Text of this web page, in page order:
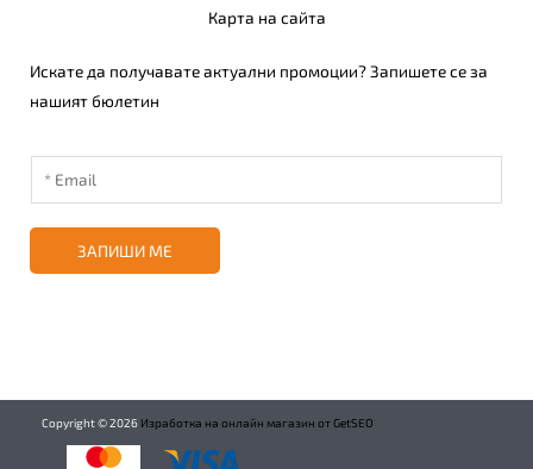
Карта на сайта
Искате да получавате актуални промоции? Запишете се за
нашият бюлетин
ЗАПИШИ МЕ
Copyright ©2026 Изработка на онлайн магазин от GetSEO